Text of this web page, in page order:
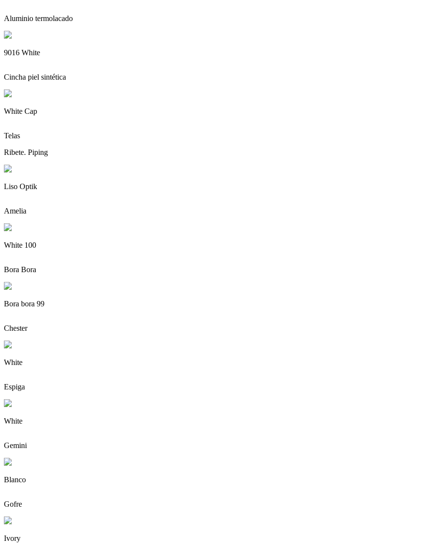
Aluminio termolacado
9016 White
Cincha piel sintética
White Cap
Telas
Ribete. Piping
Liso Optik
Amelia
White 100
Bora Bora
Bora bora 99
Chester
White
Espiga
White
Gemini
Blanco
Gofre
Ivory